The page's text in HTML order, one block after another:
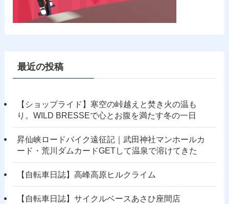
最近の投稿
【ショップライド】寒空の峠越えと焚き火の温も
り。WILD BRESSEで心とお腹を満たす冬の一日
昇仙峡ロードバイク遠征記｜武田神社マンホールカ
ード・荒川ダムカードGETして温泉で溶けてきた
【自転車日誌】高峰高原ヒルクライム
【自転車日誌】サイクルベースあさひ座間店